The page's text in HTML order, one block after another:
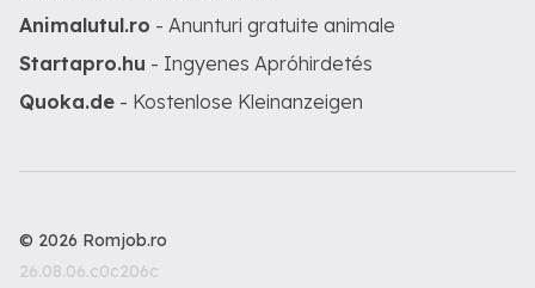
Animalutul.ro - Anunturi gratuite animale
Startapro.hu - Ingyenes Apróhirdetés
Quoka.de - Kostenlose Kleinanzeigen
© 2026 Romjob.ro
26.08.06.c0c206c